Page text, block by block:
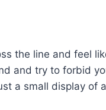
the line and feel
and try to forbid
a small display of